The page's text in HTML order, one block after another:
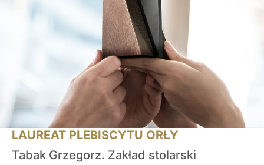
LAUREAT PLEBISCYTU ORŁY
Tabak Grzegorz. Zakład stolarski